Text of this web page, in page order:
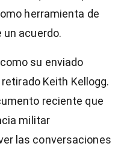
herramienta de
un acuerdo.
su enviado
Keith Kellogg.
reciente que
militar
las conversaciones